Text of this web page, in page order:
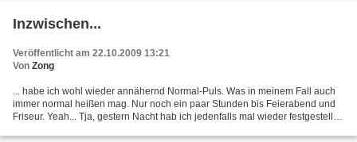
Inzwischen...
Veröffentlicht am 22.10.2009 13:21
Von Zong
... habe ich wohl wieder annähernd Normal-Puls. Was in meinem Fall auch
immer normal heißen mag. Nur noch ein paar Stunden bis Feierabend und
Friseur. Yeah... Tja, gestern Nacht hab ich jedenfalls mal wieder festgestellt,